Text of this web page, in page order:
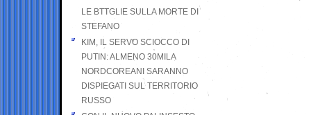
LE BTTGLIE SULLA MORTE DI
STEFANO
KIM, IL SERVO SCIOCCO DI
PUTIN: ALMENO 30MILA
NORDCOREANI SARANNO
DISPIEGATI SUL TERRITORIO
RUSSO